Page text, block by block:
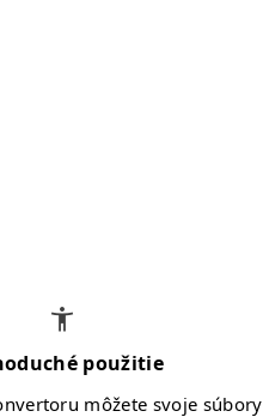
použitie
môžete svoje súbory